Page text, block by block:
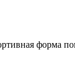
форма